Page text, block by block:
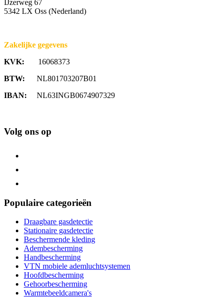
IJzerweg 67
5342 LX Oss (Nederland)
Zakelijke gegevens
KVK: 16068373
BTW: NL801703207B01
IBAN: NL63INGB0674907329
Volg ons op
Populaire categorieën
Draagbare gasdetectie
Stationaire gasdetectie
Beschermende kleding
Adembescherming
Handbescherming
VTN mobiele ademluchtsystemen
Hoofdbescherming
Gehoorbescherming
Warmtebeeldcamera's